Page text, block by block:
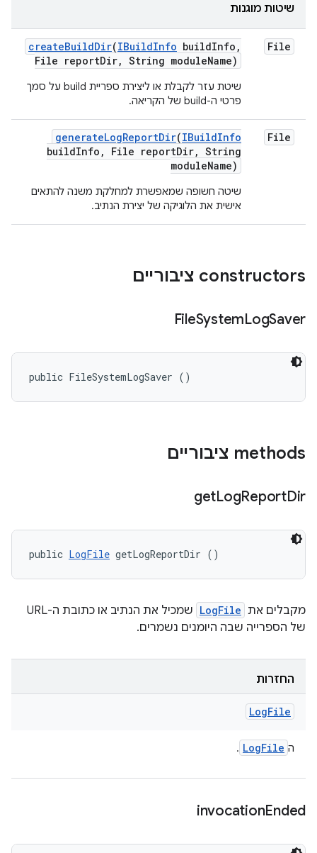
שיטות מוגנות
File
createBuildDir(IBuildInfo buildInfo ,
File reportDir, String moduleName)
שיטת עזר לקבלת או ליצירת ספריית build על סמך
פרטי ה-build של הקריאה.
File
generateLogReportDir(IBuildInfo
buildInfo , File reportDir, String
moduleName)
שיטה חשופה שמאפשרת למחלקת משנה להתאים
אישית את הלוגיקה של יצירת הנתיב.
‫constructors ציבוריים
FileSystemLogSaver
public FileSystemLogSaver ()
‫methods ציבוריים
getLogReportDir
public LogFile getLogReportDir ()
מקבלים את LogFile
שמכיל את הנתיב או כתובת ה-URL
של הספרייה שבה היומנים נשמרים.
החזרות
LogFile
ה LogFile
.
invocationEnded